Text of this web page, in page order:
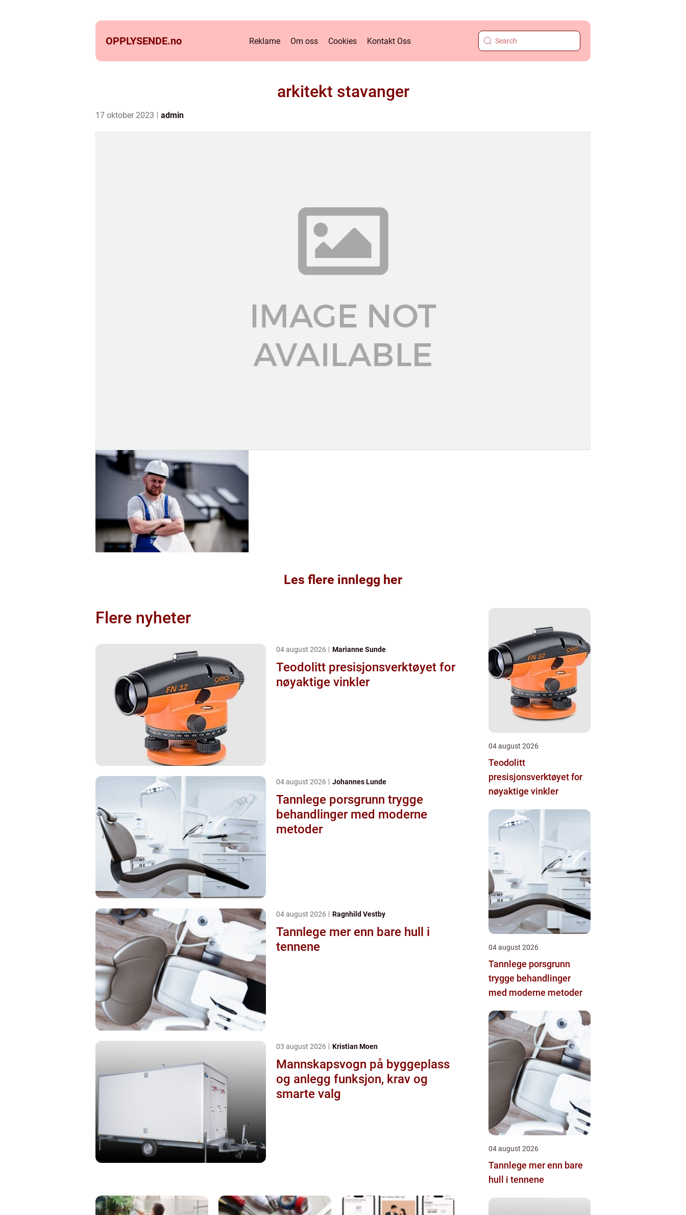
OPPLYSENDE.no Reklame Om oss Cookies Kontakt Oss
arkitekt stavanger
17 oktober 2023 admin
Les flere innlegg her
Flere nyheter
04 august 2026 Marianne Sunde
Teodolitt presisjonsverktøyet for
nøyaktige vinkler
04 august 2026 Johannes Lunde
Tannlege porsgrunn trygge
behandlinger med moderne
metoder
04 august 2026 Ragnhild Vestby
Tannlege mer enn bare hull i
tennene
03 august 2026 Kristian Moen
Mannskapsvogn på byggeplass
og anlegg funksjon, krav og
smarte valg
04 august 2026
Teodolitt
presisjonsverktøyet for
nøyaktige vinkler
04 august 2026
Tannlege porsgrunn
trygge behandlinger
med moderne metoder
04 august 2026
Tannlege mer enn bare
hull i tennene